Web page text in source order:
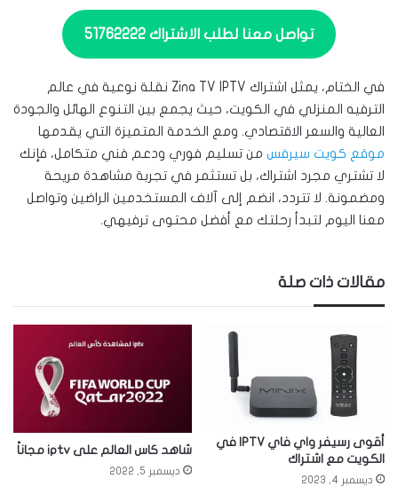
تواصل معنا لطلب الاشتراك 51762222
في الختام، يمثل اشتراك Zina TV IPTV نقلة نوعية في عالم
الترفيه المنزلي في الكويت، حيث يجمع بين التنوع الهائل والجودة
العالية والسعر الاقتصادي. ومع الخدمة المتميزة التي يقدمها
موقع كويت سيرفس من تسليم فوري ودعم فني متكامل، فإنك
لا تشتري مجرد اشتراك، بل تستثمر في تجربة مشاهدة مريحة
ومضمونة. لا تتردد، انضم إلى آلاف المستخدمين الراضين وتواصل
معنا اليوم لتبدأ رحلتك مع أفضل محتوى ترفيهي.
مقالات ذات صلة
أقوى رسيفر واي فاي IPTV في
الكويت مع اشتراك
ديسمبر 4, 2023
شاهد كاس العالم على iptv مجاناً
ديسمبر 5, 2022